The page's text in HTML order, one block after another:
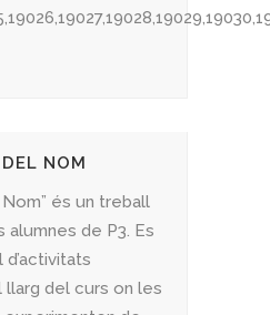
NOM
és un treball
de P3. Es
d’activitats
llarg del curs on les